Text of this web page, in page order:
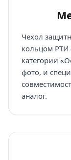
Чехол
кольцом РТИ
категории
фото, и
аналог.